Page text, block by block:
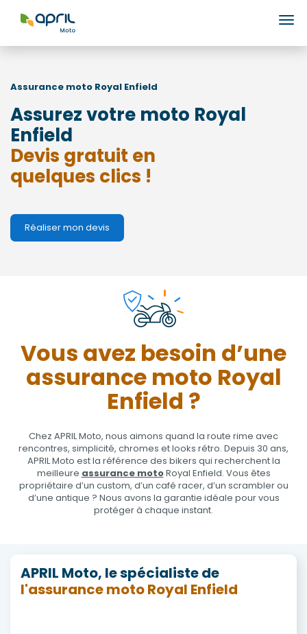
Assurance moto Royal Enfield
Assurez votre moto Royal
Enfield
Devis gratuit en
quelques clics !
Réaliser mon devis
Vous avez besoin d’une
assurance moto Royal
Enfield ?
Chez APRIL Moto, nous aimons quand la route rime avec
rencontres, simplicité, chromes et looks rétro. Depuis 30 ans,
APRIL Moto est la référence des bikers qui recherchent la
meilleure assurance motoRoyal Enfield. Vous êtes
propriétaire d’un custom, d’un café racer, d’un scrambler ou
d’une antique ? Nous avons la garantie idéale pour vous
protéger à chaque instant.
APRIL Moto, le spécialiste de
l'assurance moto Royal Enfield